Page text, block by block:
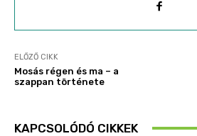
ELŐZŐ CIKK
Mosás régen és ma – a
szappan története
KAPCSOLÓDÓ CIKKEK